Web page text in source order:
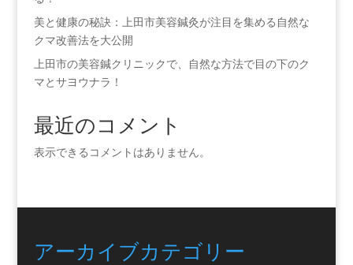
美と健康の秘訣：上田市美容鍼灸が注目を集める自然な
クマ改善法を大公開
上田市の美容鍼クリニックで、自然な方法で目の下のク
マとサヨウナラ！
最近のコメント
表示できるコメントはありません。
アーカイブカテゴリー